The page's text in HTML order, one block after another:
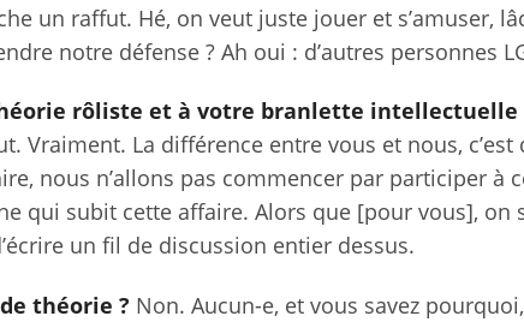
un raffut. Hé, on veut juste jouer et s’amuser,
notre défense ? Ah oui : d’autres personnes
rôliste et à votre branlette intellectuelle
Vraiment. La différence entre vous et nous, c’est
nous n’allons pas commencer par participer à
qui subit cette affaire. Alors que [pour vous], on
un fil de discussion entier dessus.
théorie ? Non. Aucun-e, et vous savez